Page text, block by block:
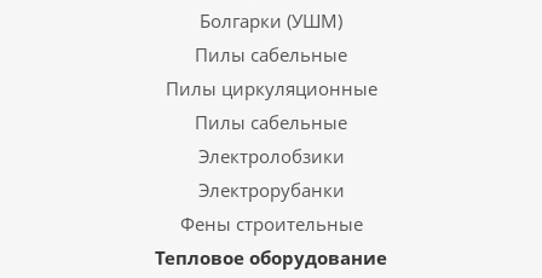
Болгарки (УШМ)
Пилы сабельные
Пилы циркуляционные
Пилы сабельные
Электролобзики
Электрорубанки
Фены строительные
Тепловое оборудование